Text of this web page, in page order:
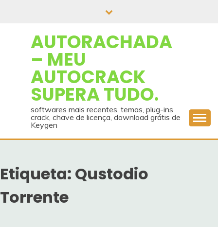
AUTORACHADA
– MEU
AUTOCRACK
SUPERA TUDO.
softwares mais recentes, temas, plug-ins
crack, chave de licença, download grátis de
Keygen
Etiqueta: Qustodio
Torrente